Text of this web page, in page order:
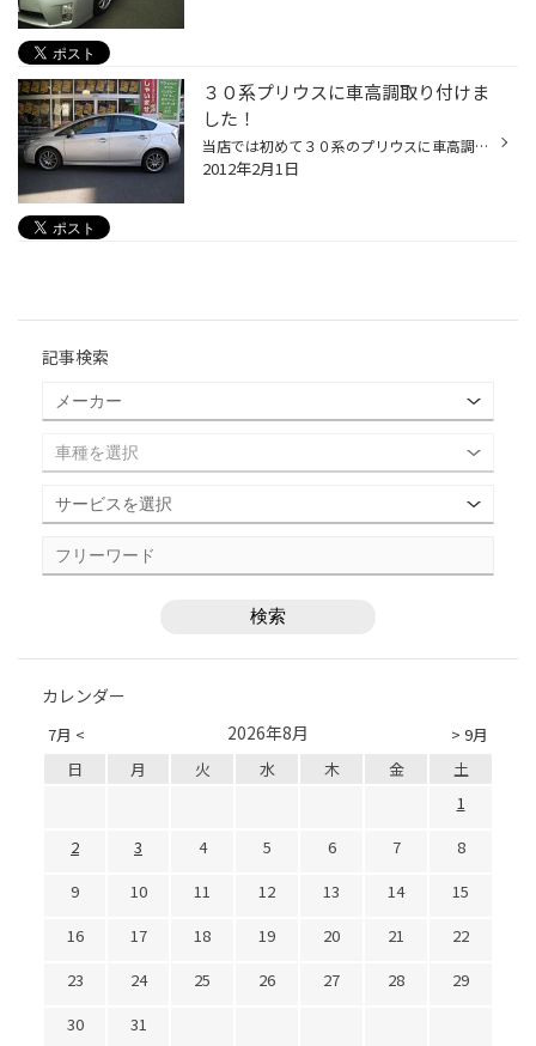
３０系プリウスに車高調取り付けま
した！
当店では初めて３０系のプリウスに車高調をお取付致しました！ 今回はテインの新商品『ストリートアドバンス』を装着です！ こちらの商品は価格もお手頃で、減衰力調整付となっております。 交換前と交換後両方試乗をしましたが 乗り心地も良かったですし、ロール量も減り、曲がりやすくなりました...
2012年2月1日
記事検索
カレンダー
7月 < > 9月
2026年8月
日 月 火 水 木 金
土
1
2
3 4 5 6 7
8
9
10 11 12 13 14
15
16
17 18 19 20 21
22
23
24 25 26 27 28
29
30
31